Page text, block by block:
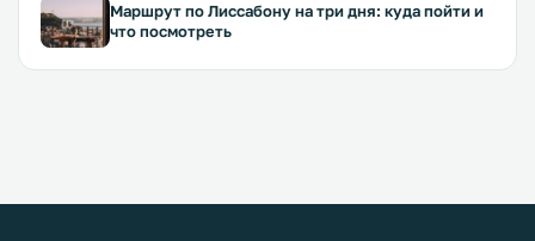
Маршрут по Лиссабону на три дня: куда пойти и
что посмотреть